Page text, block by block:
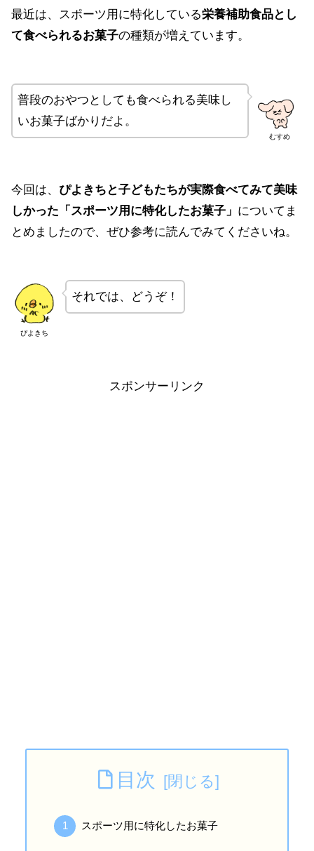
最近は、スポーツ用に特化している栄養補助食品とし
て食べられるお菓子の種類が増えています。
むすめ
普段のおやつとしても食べられる美味し
いお菓子ばかりだよ。
今回は、 ぴよきちと子どもたちが実際食べてみて美味
しかった「スポーツ用に特化したお菓子」 についてま
とめましたので、ぜひ参考に読んでみてくださいね。
ぴよきち
それでは、どうぞ！
スポンサーリンク
目次
スポーツ用に特化したお菓子